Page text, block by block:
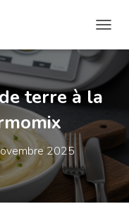
terre à la
2025